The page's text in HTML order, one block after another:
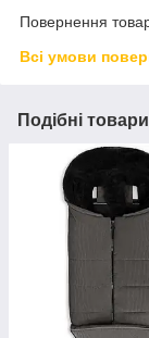
Повернення
Всі умови
Подібні